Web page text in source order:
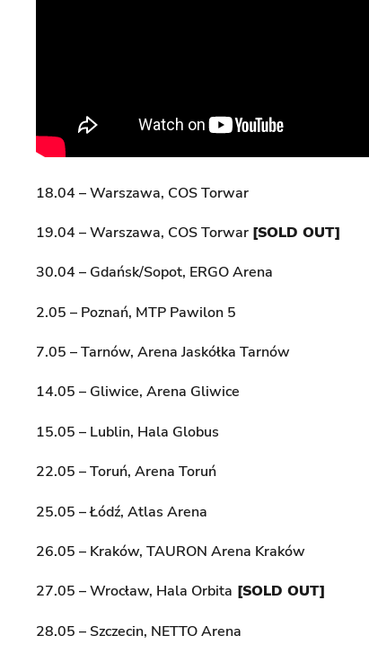
18.04 – Warszawa, COS Torwar
19.04 – Warszawa, COS Torwar [SOLD OUT]
30.04 – Gdańsk/Sopot, ERGO Arena
2.05 – Poznań, MTP Pawilon 5
7.05 – Tarnów, Arena Jaskółka Tarnów
14.05 – Gliwice, Arena Gliwice
15.05 – Lublin, Hala Globus
22.05 – Toruń, Arena Toruń
25.05 – Łódź, Atlas Arena
26.05 – Kraków, TAURON Arena Kraków
27.05 – Wrocław, Hala Orbita [SOLD OUT]
28.05 – Szczecin, NETTO Arena